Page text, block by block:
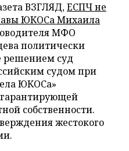
ВЗГЛЯД,ЕСПЧ не
ЮКОСа Михаила
МФО
политически
суд
судом при
ЮКОСа»
собственности.
жестокого